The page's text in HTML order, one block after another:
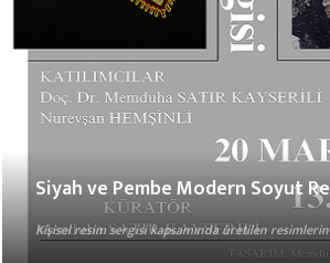
Siyah ve Pembe Modern Soyut
Kişisel resim sergisi kapsamında üretilen